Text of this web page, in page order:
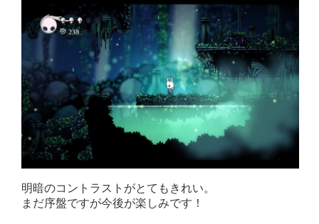
明暗のコントラストがとてもきれい。
まだ序盤ですが今後が楽しみです！